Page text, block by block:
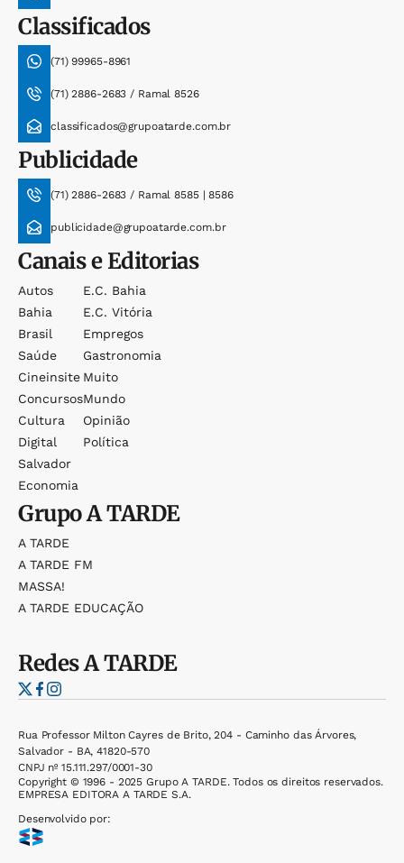
Classificados
(71) 99965-8961
(71) 2886-2683 / Ramal 8526
classificados@grupoatarde.com.br
Publicidade
(71) 2886-2683 / Ramal 8585 | 8586
publicidade@grupoatarde.com.br
Canais e Editorias
Autos
Bahia
Brasil
Saúde
Cineinsite
Concursos
Cultura
Digital
Salvador
Economia
E.c. Bahia
E.c. Vitória
Empregos
Gastronomia
Muito
Mundo
Opinião
Política
GrupoA TARDE
A TARDE
A TARDE FM
MASSA!
A TARDE EDUCAÇÃO
RedesA TARDE
Rua Professor Milton Cayres de Brito, 204 - Caminho das Árvores,
Salvador - BA, 41820-570
CNPJ nº 15.111.297/0001-30
Copyright © 1996 - 2025 Grupo A TARDE. Todos os direitos reservados.
EMPRESA EDITORA A TARDE S.A.
Desenvolvido por: